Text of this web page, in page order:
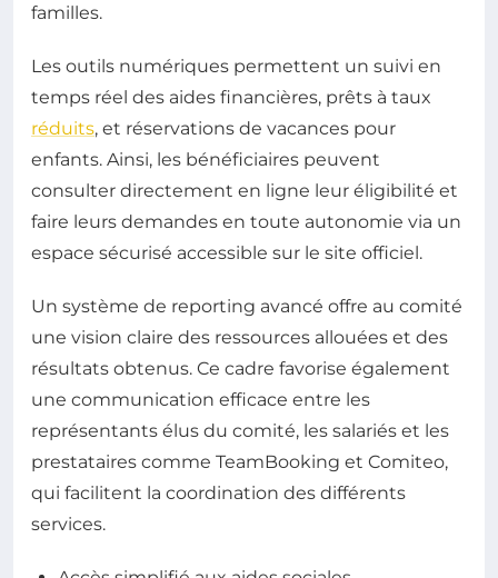
familles.
Les outils numériques permettent un suivi en
temps réel des aides financières, prêts à taux
réduits, et réservations de vacances pour
enfants. Ainsi, les bénéficiaires peuvent
consulter directement en ligne leur éligibilité et
faire leurs demandes en toute autonomie via un
espace sécurisé accessible sur le site officiel.
Un système de reporting avancé offre au comité
une vision claire des ressources allouées et des
résultats obtenus. Ce cadre favorise également
une communication efficace entre les
représentants élus du comité, les salariés et les
prestataires comme TeamBooking et Comiteo,
qui facilitent la coordination des différents
services.